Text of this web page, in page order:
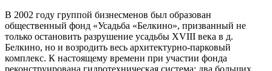
В 2002 году группой бизнесменов был образован
общественный фонд «Усадьба «Белкино», призванный не
только остановить разрушение усадьбы XVIII века в д.
Белкино, но и возродить весь архитектурно-парковый
комплекс. К настоящему времени при участии фонда
реконструирована гидротехническая система: два больших